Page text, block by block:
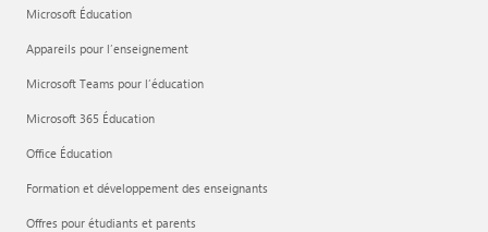
Microsoft Éducation
Appareils pour l’enseignement
Microsoft Teams pour l’éducation
Microsoft 365 Éducation
Office Éducation
Formation et développement des enseignants
Offres pour étudiants et parents